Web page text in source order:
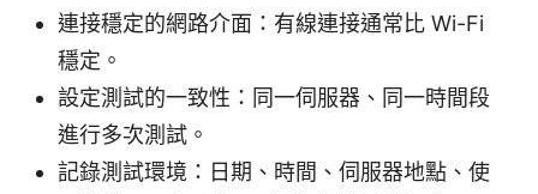
連接穩定的網路介面：有線連接通常比 Wi-Fi
穩定。
設定測試的一致性：同一伺服器、同一時間段
進行多次測試。
記錄測試環境：日期、時間、伺服器地點、使